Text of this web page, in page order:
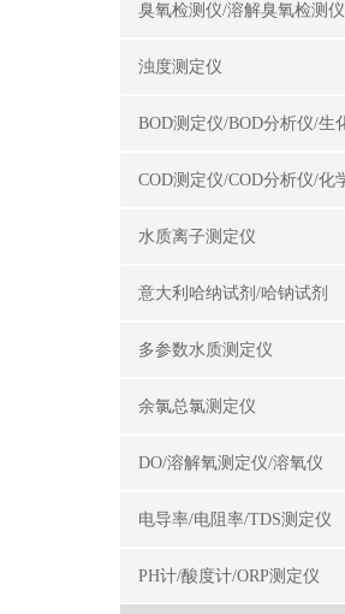
臭氧检测仪/溶解臭氧检测仪
浊度测定仪
水质离子测定仪
意大利哈纳试剂/哈钠试剂
多参数水质测定仪
余氯总氯测定仪
DO/溶解氧测定仪/溶氧仪
电导率/电阻率/TDS测定仪
PH计/酸度计/ORP测定仪